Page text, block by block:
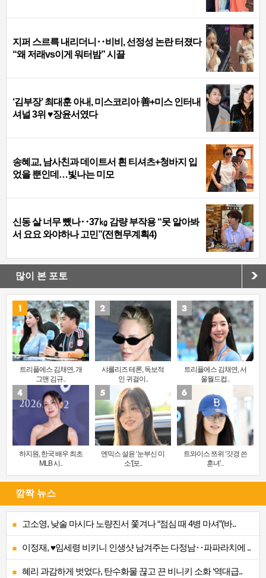
지퍼 스르륵 내리더니‥비비, 선정성 논란 터졌다
“왜 저래vs이게 워터밤” 시끌
‘김부장’ 최대훈 아내, 미스코리아 善+미스 인터내
셔널 3위 ♥장윤서였다
송혜교, 남사친과 데이트서 흰 티셔츠+청바지 입
었을 뿐인데…빛나는 미모
신동 살 너무 뺐나‥37㎏ 감량 부작용 “못 알아봐
서 요요 와야하나 고민”(전현무계획4)
많이 본 포토
트리플에스 김채연, 개
그맨 김규..
샤를리즈 테론, 독보적
인 귀걸이..
트리플에스 김채연, 서
울월드컵..
하지원, 한국 배우 최초
MLB 시..
엔믹스 설윤 ‘눈부신 미
소’[포..
트와이스 쯔위 ‘갓경 쓴
훈녀’..
깜짝 뉴스
고소영, 낮술 마시다 노량진서 쫓겨나 “점심 때 4병 마셔”(바..
이정재, ♥임세령 비키니 인생샷 남겨주는 다정남‥파파라치에 ..
혜리 과감하게 벗었다, 탄수화물 끊고 끈 비니키 소화 ‘역대급..